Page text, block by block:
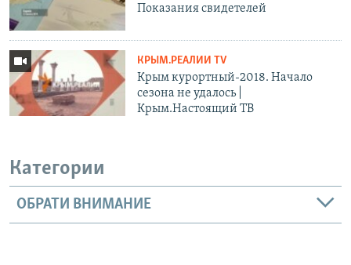
Показания свидетелей
КРЫМ.РЕАЛИИ TV
Крым курортный-2018. Начало
сезона не удалось |
Крым.Настоящий ТВ
Категории
ОБРАТИ ВНИМАНИЕ